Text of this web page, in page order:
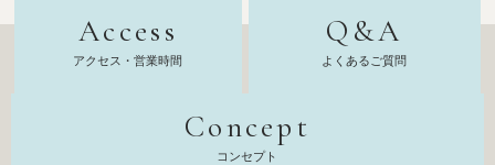
Access
アクセス・営業時間
Q&A
よくあるご質問
Concept
コンセプト